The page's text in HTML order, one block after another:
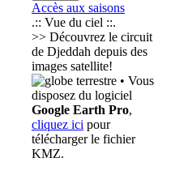
Accès aux saisons
.:: Vue du ciel ::.
>> Découvrez le circuit
de Djeddah depuis des
images satellite!
• Vous
disposez du logiciel
Google Earth Pro,
cliquez ici pour
télécharger le fichier
KMZ.